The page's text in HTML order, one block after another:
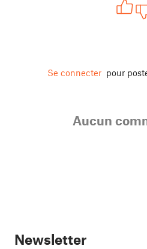
Se connecter pour
Aucun
Newsletter